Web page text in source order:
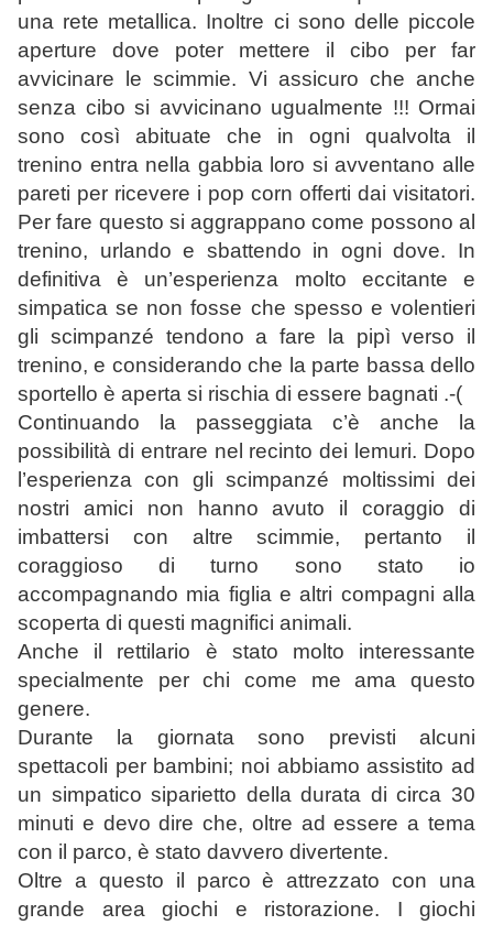
una rete metallica. Inoltre ci sono delle piccole
aperture dove poter mettere il cibo per far
avvicinare le scimmie. Vi assicuro che anche
senza cibo si avvicinano ugualmente !!! Ormai
sono così abituate che in ogni qualvolta il
trenino entra nella gabbia loro si avventano alle
pareti per ricevere i pop corn offerti dai visitatori.
Per fare questo si aggrappano come possono al
trenino, urlando e sbattendo in ogni dove. In
definitiva è un’esperienza molto eccitante e
simpatica se non fosse che spesso e volentieri
gli scimpanzé tendono a fare la pipì verso il
trenino, e considerando che la parte bassa dello
sportello è aperta si rischia di essere bagnati .-(
Continuando la passeggiata c’è anche la
possibilità di entrare nel recinto dei lemuri. Dopo
l’esperienza con gli scimpanzé moltissimi dei
nostri amici non hanno avuto il coraggio di
imbattersi con altre scimmie, pertanto il
coraggioso di turno sono stato io
accompagnando mia figlia e altri compagni alla
scoperta di questi magnifici animali.
Anche il rettilario è stato molto interessante
specialmente per chi come me ama questo
genere.
Durante la giornata sono previsti alcuni
spettacoli per bambini; noi abbiamo assistito ad
un simpatico siparietto della durata di circa 30
minuti e devo dire che, oltre ad essere a tema
con il parco, è stato davvero divertente.
Oltre a questo il parco è attrezzato con una
grande area giochi e ristorazione. I giochi